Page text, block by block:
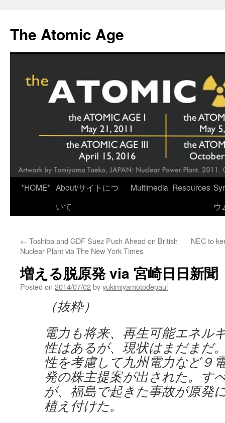
content
The Atomic Age
*HOME* About/サイトにつ
いて
Multimedia Resources
ウ
← Toshiba and GDF Suez Push Ahead on British
Nuclear Plant via The New York Times
NEC to
増える脱原発 via 宮崎日日新聞
Posted on 2014/07/02byyukimiyamotodepaul
（抜粋）
電力も将来、再生可能エネル
性はあるが、現状はまだまだ
性を考慮して九州電力など９
発の株主提案が出された。す
が、福島で起きた事故が原発
植え付けた。